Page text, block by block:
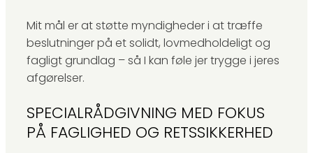
Mit mål er at støtte myndigheder i at træffe
beslutninger på et solidt, lovmedholdeligt og
fagligt grundlag – så I kan føle jer trygge i jeres
afgørelser.
SPECIALRÅDGIVNING MED FOKUS
PÅ FAGLIGHED OG RETSSIKKERHED